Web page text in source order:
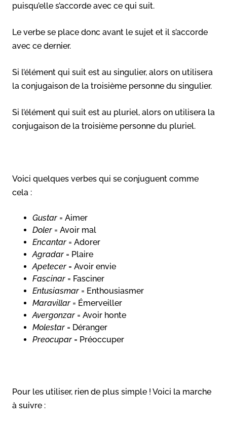
puisqu’elle s’accorde avec ce qui suit.
Le verbe se place donc avant le sujet et il s’accorde
avec ce dernier.
Si l’élément qui suit est au singulier, alors on utilisera
la conjugaison de la troisième personne du singulier.
Si l’élément qui suit est au pluriel, alors on utilisera la
conjugaison de la troisième personne du pluriel.
Voici quelques verbes qui se conjuguent comme
cela :
Gustar = Aimer
Doler = Avoir mal
Encantar = Adorer
Agradar = Plaire
Apetecer = Avoir envie
Fascinar = Fasciner
Entusiasmar = Enthousiasmer
Maravillar = Émerveiller
Avergonzar = Avoir honte
Molestar = Déranger
Preocupar = Préoccuper
Pour les utiliser, rien de plus simple ! Voici la marche
à suivre :